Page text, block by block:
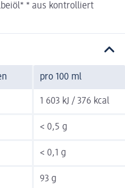
* aus kontrolliert
pro 100 ml
1 603 kJ / 376 kcal
< 0,5 g
< 0,1 g
93 g